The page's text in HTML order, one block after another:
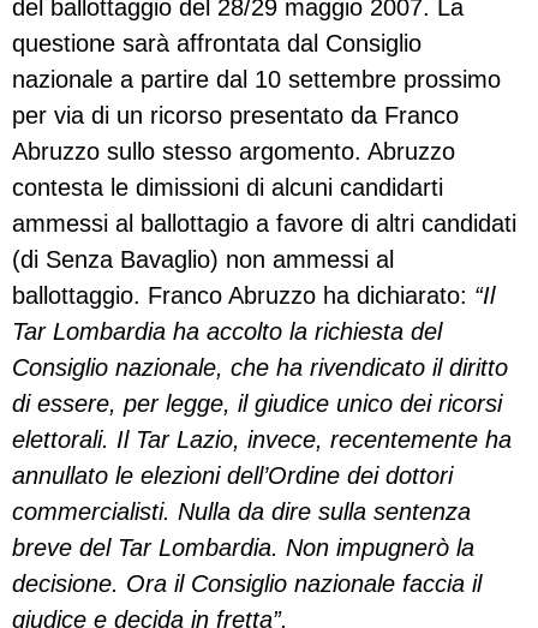
del ballottaggio del 28/29 maggio 2007. La
questione sarà affrontata dal Consiglio
nazionale a partire dal 10 settembre prossimo
per via di un ricorso presentato da Franco
Abruzzo sullo stesso argomento. Abruzzo
contesta le dimissioni di alcuni candidarti
ammessi al ballottagio a favore di altri candidati
(di Senza Bavaglio) non ammessi al
ballottaggio. Franco Abruzzo ha dichiarato: “Il
Tar Lombardia ha accolto la richiesta del
Consiglio nazionale, che ha rivendicato il diritto
di essere, per legge, il giudice unico dei ricorsi
elettorali. Il Tar Lazio, invece, recentemente ha
annullato le elezioni dell’Ordine dei dottori
commercialisti. Nulla da dire sulla sentenza
breve del Tar Lombardia. Non impugnerò la
decisione. Ora il Consiglio nazionale faccia il
giudice e decida in fretta”.